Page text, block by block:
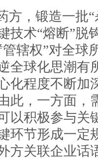
，锻造一批“
技术“熔断”脱
辖权”对全球
全球化思潮有
化程度不断加
此，一方面，
以积极参与关
环节形成一定
方关联企业话